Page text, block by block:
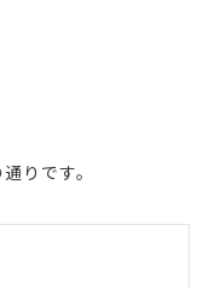
りです。